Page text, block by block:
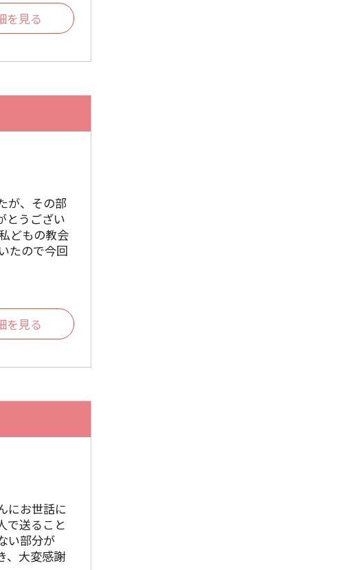
を見る
が、その部
とうござい
どもの教会
たので今回
を見る
にお世話に
で送ること
い部分が
、大変感謝